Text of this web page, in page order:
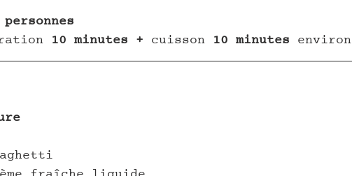
10 minutes + cuisson 10 minutes environ